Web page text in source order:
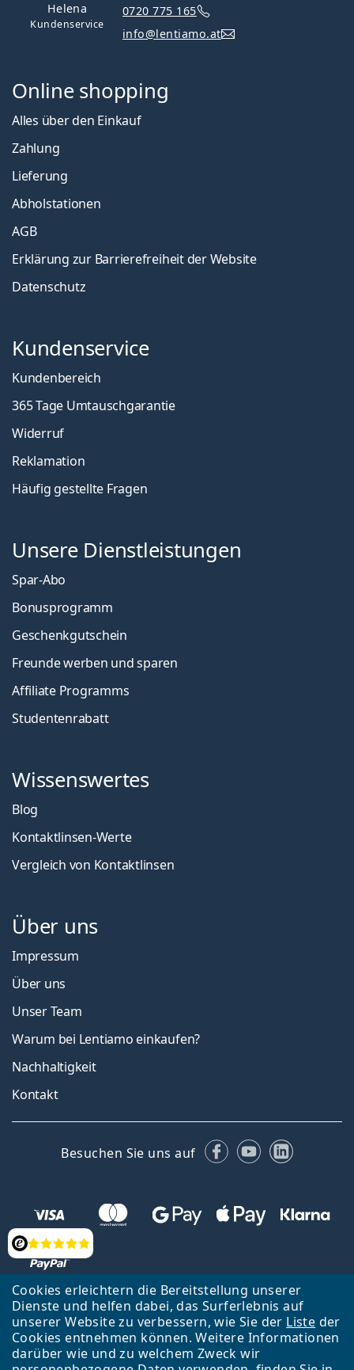
Cookies erleichtern die Bereitstellung unserer
Dienste und helfen dabei, das Surferlebnis auf
unserer Website zu verbessern, wie Sie der Liste der
Cookies entnehmen können. Weitere Informationen
darüber wie und zu welchem Zweck wir
Bewertung
Helena
Kundenservice
0720 775 165
info@lentiamo.at
Online shopping
Alles über den Einkauf
Zahlung
Lieferung
Abholstationen
AGB
Erklärung zur Barrierefreiheit der Website
Datenschutz
Kundenservice
Kundenbereich
365 Tage Umtauschgarantie
Widerruf
Reklamation
Häufig gestellte Fragen
Unsere Dienstleistungen
Spar-Abo
Bonusprogramm
Geschenkgutschein
Freunde werben und sparen
Affiliate Programms
Studentenrabatt
Wissenswertes
Blog
Kontaktlinsen-Werte
Vergleich von Kontaktlinsen
Über uns
Impressum
Über uns
Unser Team
Warum bei Lentiamo einkaufen?
Nachhaltigkeit
Kontakt
Besuchen Sie uns auf Facebook
YouTubeLinkedIn
Zurück zur Hauptseite
Nach oben
Lentiamo s.r.o., Tschechien ist Eigentümer und Betreiber des Online-
Shops Lentiamo.at
Seit 18 Jahren sind wir für Sie da.